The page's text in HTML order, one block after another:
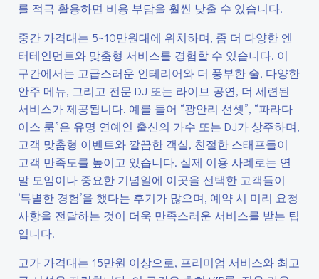
를 적극 활용하면 비용 부담을 훨씬 낮출 수 있습니다.
중간 가격대는 5~10만원대에 위치하며, 좀 더 다양한 엔
터테인먼트와 맞춤형 서비스를 경험할 수 있습니다. 이
구간에서는 고급스러운 인테리어와 더 풍부한 술, 다양한
안주 메뉴, 그리고 전문 DJ 또는 라이브 공연, 더 세련된
서비스가 제공됩니다. 예를 들어 “광안리 선셋”, “파라다
이스 룸”은 유명 연예인 출신의 가수 또는 DJ가 상주하며,
고객 맞춤형 이벤트와 깔끔한 객실, 친절한 스태프들이
고객 만족도를 높이고 있습니다. 실제 이용 사례로는 연
말 모임이나 중요한 기념일에 이곳을 선택한 고객들이
‘특별한 경험’을 했다는 후기가 많으며, 예약 시 미리 요청
사항을 전달하는 것이 더욱 만족스러운 서비스를 받는 팁
입니다.
고가 가격대는 15만원 이상으로, 프리미엄 서비스와 최고